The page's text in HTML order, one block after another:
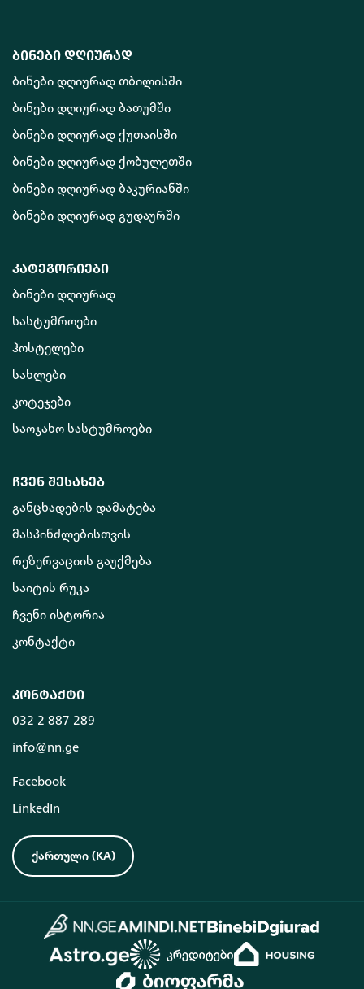
ბინები დღიურად
ბინები დღიურად თბილისში
ბინები დღიურად ბათუმში
ბინები დღიურად ქუთაისში
ბინები დღიურად ქობულეთში
ბინები დღიურად ბაკურიანში
ბინები დღიურად გუდაურში
კატეგორიები
ბინები დღიურად
სასტუმროები
ჰოსტელები
სახლები
კოტეჯები
საოჯახო სასტუმროები
ჩვენ შესახებ
განცხადების დამატება
მასპინძლებისთვის
რეზერვაციის გაუქმება
საიტის რუკა
ჩვენი ისტორია
კონტაქტი
კონტაქტი
032 2 887 289
info@nn.ge
Facebook
LinkedIn
ქართული (KA)